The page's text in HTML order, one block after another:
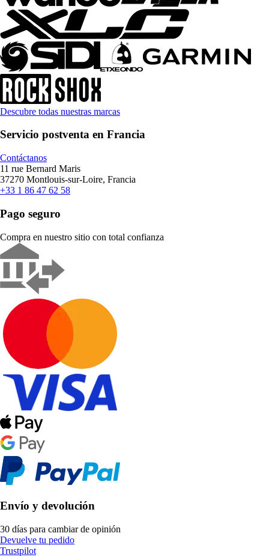
Descubre todas nuestras marcas
Servicio postventa en Francia
Contáctanos
11 rue Bernard Maris
37270 Montlouis-sur-Loire, Francia
+33 1 86 47 62 58
Pago seguro
Compra en nuestro sitio con total confianza
Envío y devolución
30 días para cambiar de opinión
Devuelve tu pedido
Trustpilot